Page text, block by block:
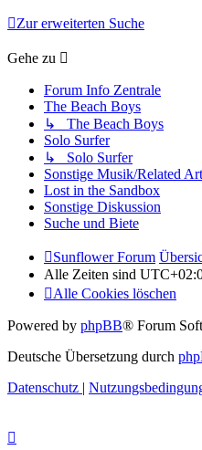
Zur erweiterten Suche
Gehe zu
Forum Info Zentrale
The Beach Boys
↳ The Beach Boys
Solo Surfer
↳ Solo Surfer
Sonstige Musik/Related
Lost in the Sandbox
Sonstige Diskussion
Suche und Biete
Sunflower Forum
Alle Zeiten sind
Alle Cookies löschen
Powered by phpBB® Forum
Deutsche Übersetzung durch
Datenschutz